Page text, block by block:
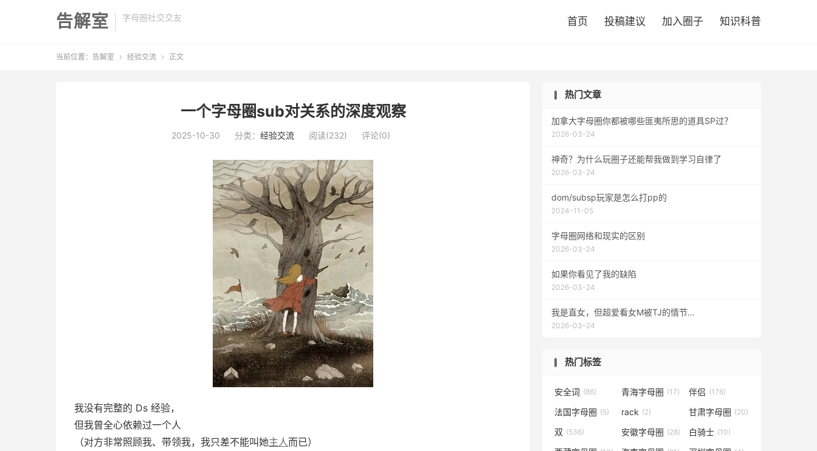
告解室 字母圈社交交友 首页 投稿建议 加入圈子 知识科普
当前位置： 告解室  经验交流  正文
一个字母圈sub对关系的深度观察
2025-10-30 分类： 经验交流 阅读(232) 评论(0)
我没有完整的 Ds 经验，
但我曾全心依赖过一个人
（对方非常照顾我、带领我，我只差不能叫她主人而已）
热门文章
加拿大字母圈你都被哪些匪夷所思的道具SP过？
2026-03-24
神奇？为什么玩圈子还能帮我做到学习自律了
2026-03-24
dom/subsp玩家是怎么打pp的
2024-11-05
字母圈网络和现实的区别
2026-03-24
如果你看见了我的缺陷
2026-03-24
我是直女，但超爱看女M被TJ的情节…
2026-03-24
热门标签
安全词 (86) 青海字母圈 (17) 伴侣 (176)
法国字母圈 (5) rack (2) 甘肃字母圈 (20)
双 (536) 安徽字母圈 (28) 白骑士 (10)